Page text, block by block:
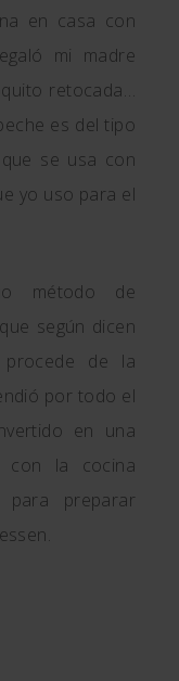
en casa con
mi madre
retocada…
es del tipo
se usa con
yo uso para el
método de
según dicen
procede de la
por todo el
en una
con la cocina
preparar